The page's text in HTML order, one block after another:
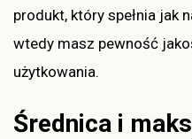
produkt, który spełnia jak
wtedy masz pewność
użytkowania.
Średnica i